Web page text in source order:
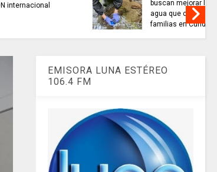
TRABAJO....................si hay //
jueves 6 de agosto de 2026
EMISORA LUNA ESTÉREO
106.4 FM